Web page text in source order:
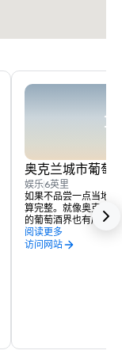
奥克兰城市葡萄
娱乐6英里
如果不品尝一点当地
算完整。就像奥克兰
的葡萄酒界也有所不
位于经过翻修的仓库
量是首屈一指的。离
阅读更多
访问网站